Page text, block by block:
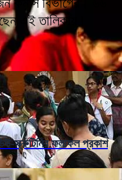
কমার্স বিভাগের। ৬৬
এই তালিকায়।
স্ক্রুটিনির ফলাফল প্রকাশ